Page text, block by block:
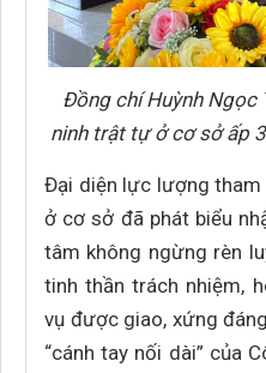
Đồng chí Huỳnh Ngọc
ninh trật tự ở cơ sở ấp
Đại diện lực lượng
ở cơ sở đã phát biểu
tâm không ngừng rèn
tinh thần trách nhiệm,
vụ được giao, xứng
“cánh tay nối dài” của